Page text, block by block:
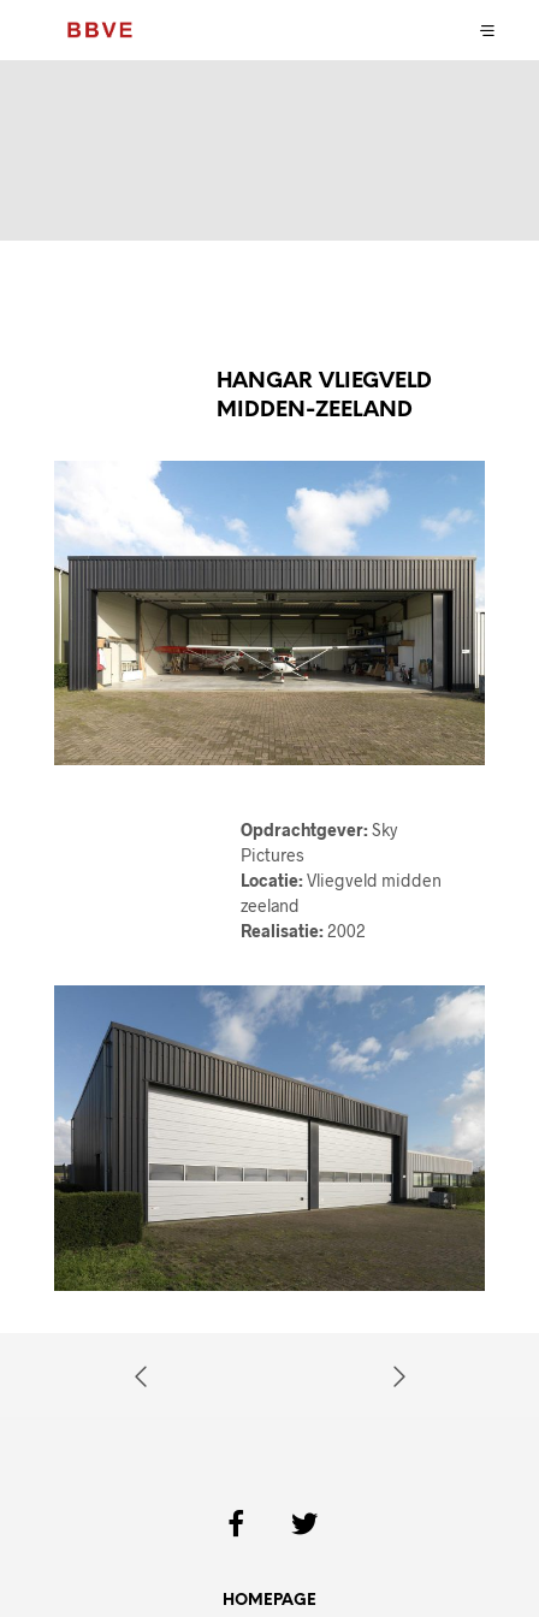
HANGAR VLIEGVELD
MIDDEN-ZEELAND
Opdrachtgever:Sky
Pictures
Locatie:Vliegveld midden
zeeland
Realisatie:2002
HOMEPAGE